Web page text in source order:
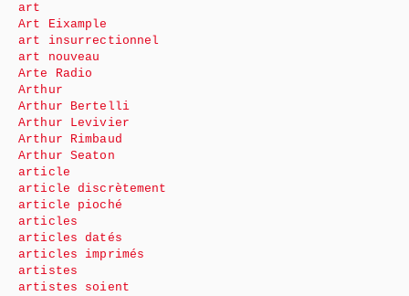
art
Art Eixample
art insurrectionnel
art nouveau
Arte Radio
Arthur
Arthur Bertelli
Arthur Levivier
Arthur Rimbaud
Arthur Seaton
article
article discrètement
article pioché
articles
articles datés
articles imprimés
artistes
artistes soient